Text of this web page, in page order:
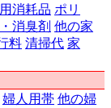
消耗品 ポリ
消臭剤 他の家
料 清掃代 家
婦人用帯 他の婦